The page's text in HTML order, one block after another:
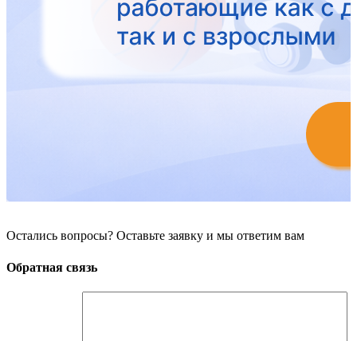
Остались вопросы? Оставьте заявку и мы ответим вам
Обратная связь